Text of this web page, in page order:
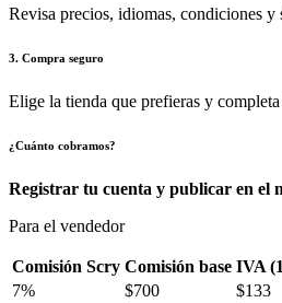
Revisa precios, idiomas, condiciones y
3. Compra seguro
Elige la tienda que prefieras y
¿Cuánto cobramos?
Registrar tu cuenta y publicar en el
Para el vendedor
Comisión Scry Comisión base IVA
7%
$700 $133